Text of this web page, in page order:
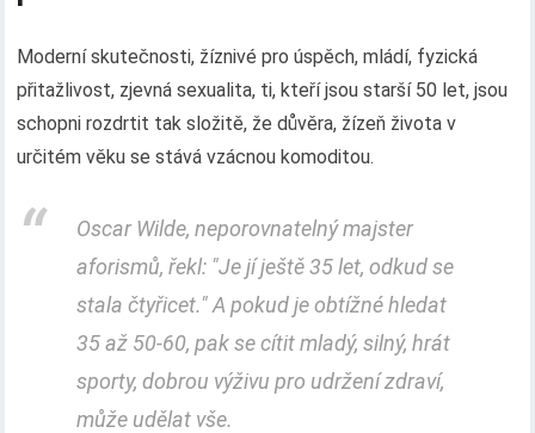
Moderní skutečnosti, žíznivé pro úspěch, mládí, fyzická
přitažlivost, zjevná sexualita, ti, kteří jsou starší 50 let, jsou
schopni rozdrtit tak složitě, že důvěra, žízeň života v
určitém věku se stává vzácnou komoditou.
Oscar Wilde, neporovnatelný majster
aforismů, řekl: "Je jí ještě 35 let, odkud se
stala čtyřicet." A pokud je obtížné hledat
35 až 50-60, pak se cítit mladý, silný, hrát
sporty, dobrou výživu pro udržení zdraví,
může udělat vše.